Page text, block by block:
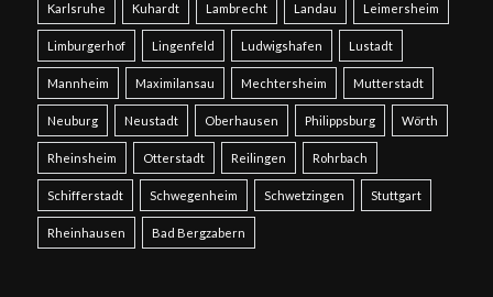
Karlsruhe Kuhardt Lambrecht Landau Leimersheim
Limburgerhof Lingenfeld Ludwigshafen Lustadt
Mannheim Maximilansau Mechtersheim Mutterstadt
Neuburg Neustadt Oberhausen Philippsburg Wörth
Rheinsheim Otterstadt Reilingen Rohrbach
Schifferstadt Schwegenheim Schwetzingen Stuttgart
Rheinhausen Bad Bergzabern